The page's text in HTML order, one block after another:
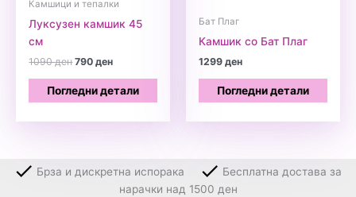
Камшици и тепалки
Луксузен камшик 45
см
1090денOriginal
was:
1090 ден.
790денCurrent
is:
Погледни детали
Бат Плаг
Камшик со Бат Плаг
1299ден
Погледни детали
Брза и дискретна испорака
Бесплатна достава за
нарачки над 1500 ден